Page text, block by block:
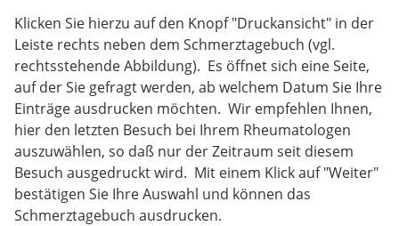
Klicken Sie hierzu auf den Knopf "Druckansicht" in der
Leiste rechts neben dem Schmerztagebuch (vgl.
rechtsstehende Abbildung). Es öffnet sich eine Seite,
auf der Sie gefragt werden, ab welchem Datum Sie Ihre
Einträge ausdrucken möchten. Wir empfehlen Ihnen,
hier den letzten Besuch bei Ihrem Rheumatologen
auszuwählen, so daß nur der Zeitraum seit diesem
Besuch ausgedruckt wird. Mit einem Klick auf "Weiter"
bestätigen Sie Ihre Auswahl und können das
Schmerztagebuch ausdrucken.